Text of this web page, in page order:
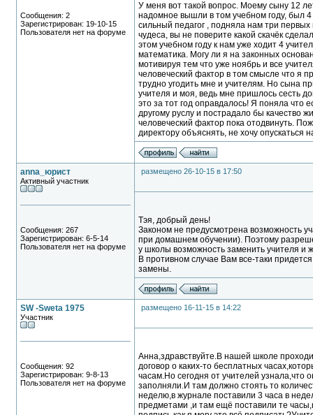
Сообщения: 2
Зарегистрирован: 19-10-15
Пользователя нет на форуме
У меня вот такой вопрос. Моему сыну 12
надомное вышли в том учебном году, был
сильный педагог , подняла нам три
чудеса, вы не поверите какой скачёк
этом учебном году к нам уже ходит 4
математика. Могу ли я на законных
мотивируя тем что уже ноябрь и все
человеческий фактор в том смысле что я
трудно угодить мне и учителям. Но сына
учителя и моя, ведь мне пришлось сесть
это за тот год оправдалось! Я поняла
другому руслу и пострадало бы качество
человеческий фактор пока отодвинуть.
директору объяснять, не хочу опускаться
anna_юрист
Активный участник
Сообщения: 267
Зарегистрирован: 6-5-14
Пользователя нет на форуме
размещено 26-10-15 в 17:50
Тэя, добрый день!
Законом не предусмотрена возможность
при домашнем обучении). Поэтому
у школы возможность заменить учителя и
В противном случае Вам все-таки
замены.
SW -Sweta 1975
Участник
Сообщения: 92
Зарегистрирован: 9-8-13
Пользователя нет на форуме
размещено 16-11-15 в 14:22
Анна,здравствуйте.В нашей школе
договор о каких-то бесплатных
часам.Но сегодня от учителей
заполняли.И там должно стоять то
неделю,в журнале поставили 3 часа в
предметами ,и там ещё поставили те